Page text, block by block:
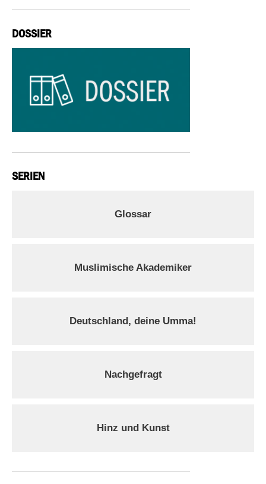
DOSSIER
SERIEN
Glossar
Muslimische Akademiker
Deutschland, deine Umma!
Nachgefragt
Hinz und Kunst